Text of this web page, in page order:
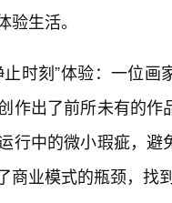
生活。
时刻”体验：一位
作出了前所未有的
行中的微小瑕疵，
业模式的瓶颈，找